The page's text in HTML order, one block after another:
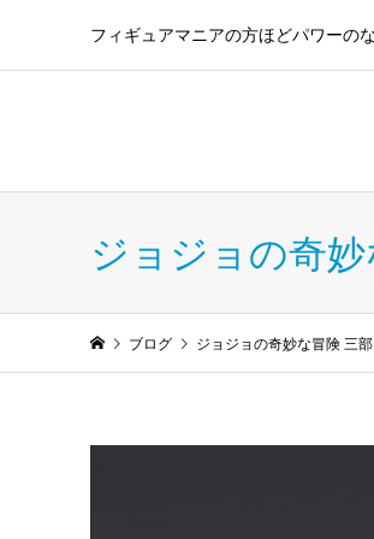
フィギュアマニアの方ほどパワーの
ジョジョの奇
ブログ ジョジョの奇妙な冒険 三部